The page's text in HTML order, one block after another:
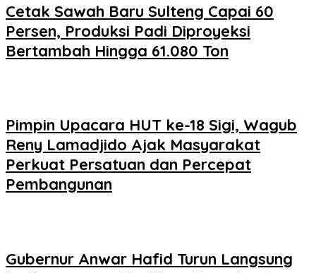
Cetak Sawah Baru Sulteng Capai 60
Persen, Produksi Padi Diproyeksi
Bertambah Hingga 61.080 Ton
Pimpin Upacara HUT ke-18 Sigi, Wagub
Reny Lamadjido Ajak Masyarakat
Perkuat Persatuan dan Percepat
Pembangunan
Gubernur Anwar Hafid Turun Langsung